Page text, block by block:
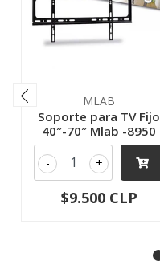
MLAB
Soporte para TV Fijo
40″-70″ Mlab -8950
+
-
$9.500 CLP